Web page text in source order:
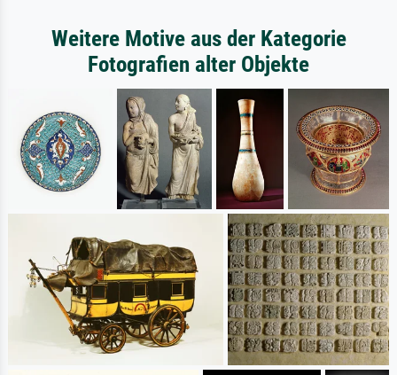
Weitere Motive aus der Kategorie
Fotografien alter Objekte